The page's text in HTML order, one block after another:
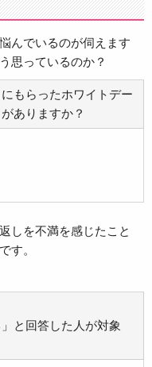
んでいるのが伺えます
思っているのか？
もらったホワイトデー
ありますか？
しを不満を感じたこと
す。
と回答した人が対象